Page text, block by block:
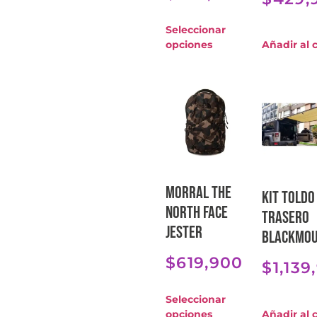
Seleccionar
opciones
Añadir al
Morral The
North Face
Jester
$619,900
Seleccionar
opciones
Kit toldo
trasero
$
Añadir al